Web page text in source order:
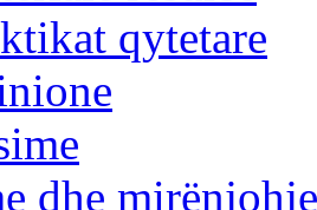
qytetare
dhe mirënjohje